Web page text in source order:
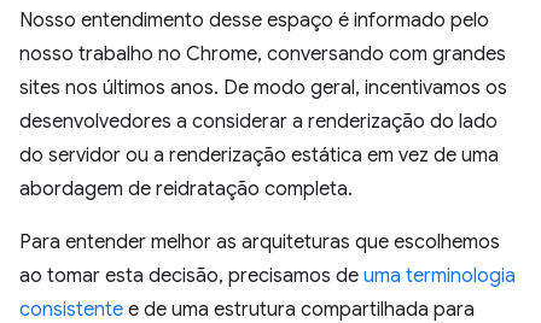
Nosso entendimento desse espaço é informado pelo
nosso trabalho no Chrome, conversando com grandes
sites nos últimos anos. De modo geral, incentivamos os
desenvolvedores a considerar a renderização do lado
do servidor ou a renderização estática em vez de uma
abordagem de reidratação completa.
Para entender melhor as arquiteturas que escolhemos
ao tomar esta decisão, precisamos de uma terminologia
consistente e de uma estrutura compartilhada para